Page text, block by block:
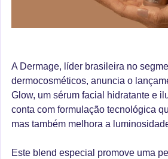
A Dermage, líder brasileira no
dermocosméticos, anuncia o
Glow, um sérum facial hidratante e
conta com formulação tecnológica
mas também melhora a
Este blend especial promove uma